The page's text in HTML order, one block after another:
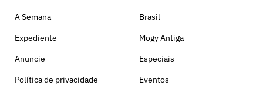
A Semana
Expediente
Anuncie
Política de privacidade
Brasil
Mogy Antiga
Especiais
Eventos